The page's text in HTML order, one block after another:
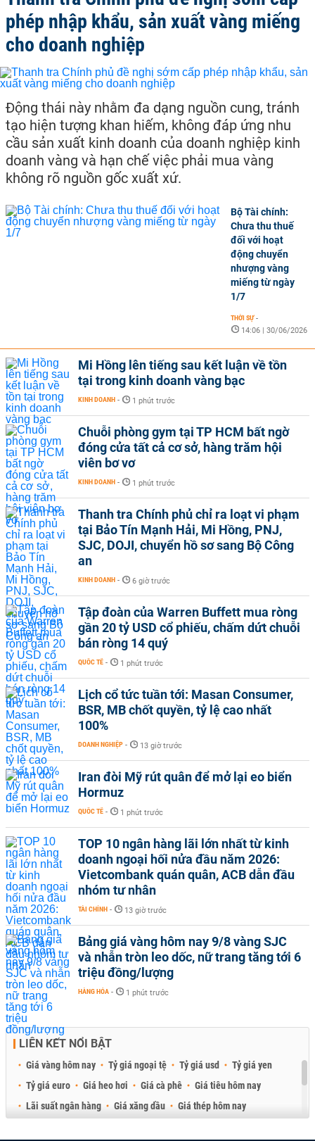
phép nhập khẩu, sản xuất vàng miếng
cho doanh nghiệp
Động thái này nhằm đa dạng nguồn cung, tránh
tạo hiện tượng khan hiếm, không đáp ứng nhu
cầu sản xuất kinh doanh của doanh nghiệp kinh
doanh vàng và hạn chế việc phải mua vàng
không rõ nguồn gốc xuất xứ.
Bộ Tài chính:
Chưa thu thuế
đối với hoạt
động chuyển
nhượng vàng
miếng từ ngày
1/7
THỜI SỰ -
14:06 | 30/06/2026
Mi Hồng lên tiếng sau kết luận về tồn
tại trong kinh doanh vàng bạc
KINH DOANH - 1 phút trước
Chuỗi phòng gym tại TP HCM bất ngờ
đóng cửa tất cả cơ sở, hàng trăm hội
viên bơ vơ
KINH DOANH - 1 phút trước
Thanh tra Chính phủ chỉ ra loạt vi phạm
tại Bảo Tín Mạnh Hải, Mi Hồng, PNJ,
SJC, DOJI, chuyển hồ sơ sang Bộ Công
an
KINH DOANH - 6 giờ trước
Tập đoàn của Warren Buffett mua ròng
gần 20 tỷ USD cổ phiếu, chấm dứt chuỗi
bán ròng 14 quý
QUỐC TẾ - 1 phút trước
Lịch cổ tức tuần tới: Masan Consumer,
BSR, MB chốt quyền, tỷ lệ cao nhất
100%
DOANH NGHIỆP - 13 giờ trước
Iran đòi Mỹ rút quân để mở lại eo biển
Hormuz
QUỐC TẾ - 1 phút trước
TOP 10 ngân hàng lãi lớn nhất từ kinh
doanh ngoại hối nửa đầu năm 2026:
Vietcombank quán quân, ACB dẫn đầu
nhóm tư nhân
TÀI CHÍNH - 13 giờ trước
Bảng giá vàng hôm nay 9/8 vàng SJC
và nhẫn tròn leo dốc, nữ trang tăng tới 6
triệu đồng/lượng
HÀNG HÓA - 1 phút trước
LIÊN KẾT NỔI BẬT
Giá vàng hôm nay Tỷ giá ngoại tệ Tỷ giá usd
Tỷ giá yen
Tỷ giá euro
Giá heo hơi Giá cà phê
Giá tiêu hôm nay
Lãi suất ngân hàng
Giá xăng dầu
Giá thép hôm nay